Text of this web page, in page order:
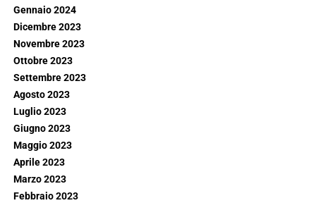
Gennaio 2024
Dicembre 2023
Novembre 2023
Ottobre 2023
Settembre 2023
Agosto 2023
Luglio 2023
Giugno 2023
Maggio 2023
Aprile 2023
Marzo 2023
Febbraio 2023